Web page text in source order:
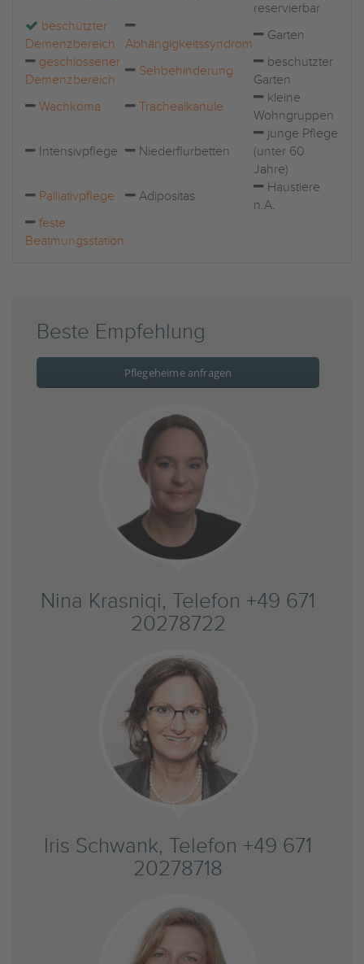
reservierbar
beschützter
Demenzbereich
Abhängigkeitssyndrom
Garten
geschlossener
Demenzbereich
Sehbehinderung
beschützter
Garten
Wachkoma
Trachealkanüle
kleine
Wohngruppen
Intensivpflege Niederflurbetten
junge Pflege
(unter 60
Jahre)
Palliativpflege
Adipositas
Haustiere
n.A.
feste
Beatmungsstation
Beste Empfehlung
Pflegeheime anfragen
Nina Krasniqi, Telefon +49 671
20278722
Iris Schwank, Telefon +49 671
20278718